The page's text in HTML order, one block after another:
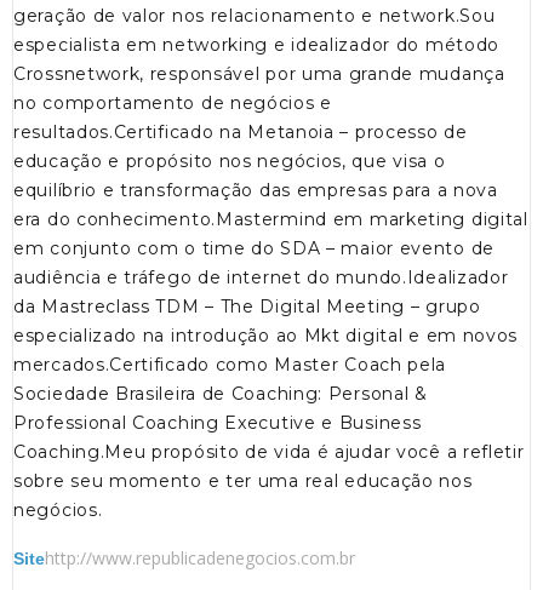
geração de valor nos relacionamento e network.Sou
especialista em networking e idealizador do método
Crossnetwork, responsável por uma grande mudança
no comportamento de negócios e
resultados.Certificado na Metanoia – processo de
educação e propósito nos negócios, que visa o
equilíbrio e transformação das empresas para a nova
era do conhecimento.Mastermind em marketing digital
em conjunto com o time do SDA – maior evento de
audiência e tráfego de internet do mundo.Idealizador
da Mastreclass TDM – The Digital Meeting – grupo
especializado na introdução ao Mkt digital e em novos
mercados.Certificado como Master Coach pela
Sociedade Brasileira de Coaching: Personal &
Professional Coaching Executive e Business
Coaching.Meu propósito de vida é ajudar você a refletir
sobre seu momento e ter uma real educação nos
negócios.
Sitehttp://www.republicadenegocios.com.br